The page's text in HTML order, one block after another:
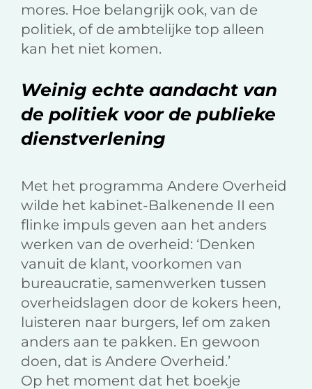
mores. Hoe belangrijk ook, van de
politiek, of de ambtelijke top alleen
kan het niet komen.
Weinig echte aandacht van
de politiek voor de publieke
dienstverlening
Met het programma Andere Overheid
wilde het kabinet-Balkenende II een
flinke impuls geven aan het anders
werken van de overheid: ‘Denken
vanuit de klant, voorkomen van
bureaucratie, samenwerken tussen
overheidslagen door de kokers heen,
luisteren naar burgers, lef om zaken
anders aan te pakken. En gewoon
doen, dat is Andere Overheid.’
Op het moment dat het boekje